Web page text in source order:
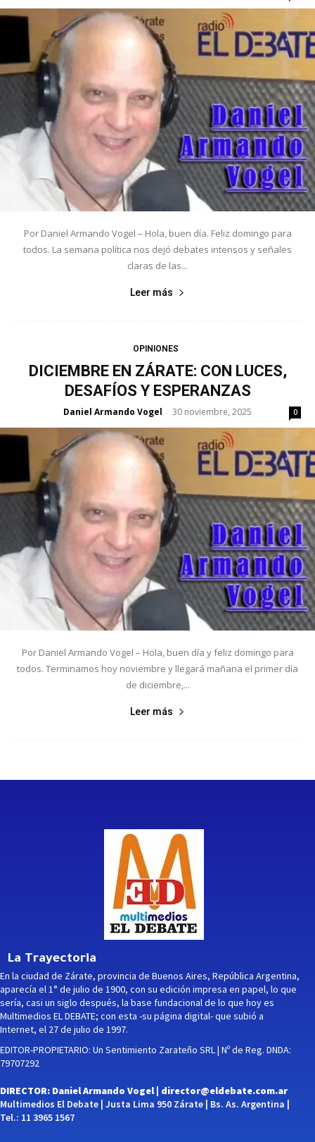
Por Daniel Armando Vogel – Hola, buen día. Feliz domingo para
todos. La semana política nos dejó debates intensos y señales
claras de las...
Leer más
OPINIONES
DICIEMBRE EN ZÁRATE: CON LUCES,
DESAFÍOS Y ESPERANZAS
Daniel Armando Vogel - 30 noviembre, 2025 0
Por Daniel Armando Vogel – Hola, buen día y feliz domingo para
todos. Terminamos hoy noviembre y llegará mañana el primer día
de diciembre,...
Leer más
La Trayectoria
En la ciudad de Zárate, provincia de Buenos Aires, República Argentina,
aparecía el 1° de julio de 1900, con su edición impresa en papel, lo que
sería, casi un siglo después, la base fundacional de lo que hoy es
Multimedios EL DEBATE; con esta -su página digital- que subió a
Internet, el 27 de julio de 1997.
EDITOR-PROPIETARIO: Un Sentimiento Zarateño SRL | Nº de Reg. DNDA:
79707292
DIRECTOR: Daniel Armando Vogel | director@eldebate.com.ar
Multimedios El Debate | Justa Lima 950 Zárate | Bs. As. Argentina |
Tel.: 11 3965 1567